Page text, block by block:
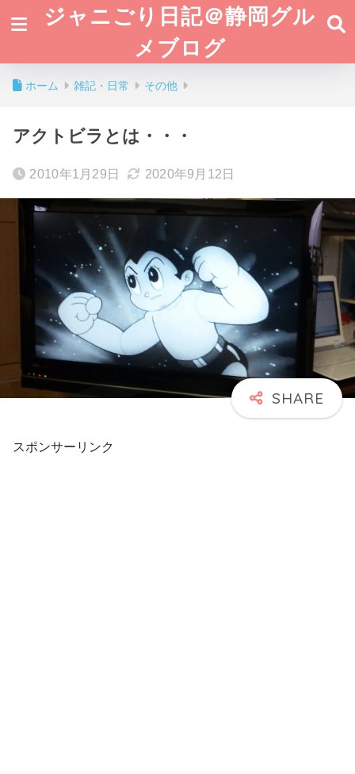
ジャニごり日記＠静岡グル
メブログ
ホーム 雑記・日常 その他
アクトビラとは・・・
2010年1月29日 2020年9月12日
スポンサーリンク